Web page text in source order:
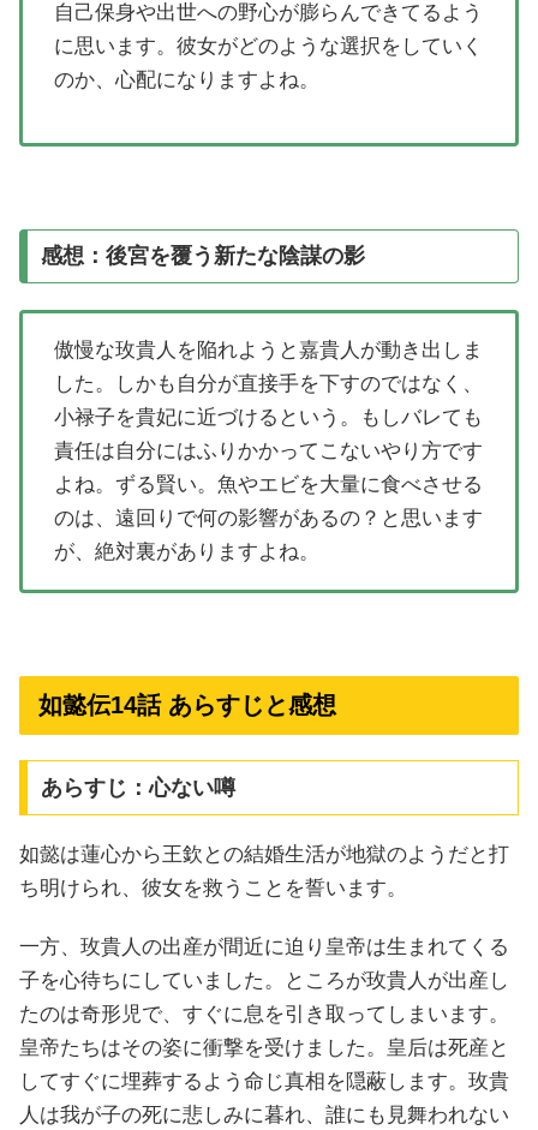
自己保身や出世への野心が膨らんできてるよう
に思います。彼女がどのような選択をしていく
のか、心配になりますよね。
感想：後宮を覆う新たな陰謀の影
傲慢な玫貴人を陥れようと嘉貴人が動き出しま
した。しかも自分が直接手を下すのではなく、
小禄子を貴妃に近づけるという。もしバレても
責任は自分にはふりかかってこないやり方です
よね。ずる賢い。魚やエビを大量に食べさせる
のは、遠回りで何の影響があるの？と思います
が、絶対裏がありますよね。
如懿伝14話 あらすじと感想
あらすじ：心ない噂
如懿は蓮心から王欽との結婚生活が地獄のようだと打
ち明けられ、彼女を救うことを誓います。
一方、玫貴人の出産が間近に迫り皇帝は生まれてくる
子を心待ちにしていました。ところが玫貴人が出産し
たのは奇形児で、すぐに息を引き取ってしまいます。
皇帝たちはその姿に衝撃を受けました。皇后は死産と
してすぐに埋葬するよう命じ真相を隠蔽します。玫貴
人は我が子の死に悲しみに暮れ、誰にも見舞われない